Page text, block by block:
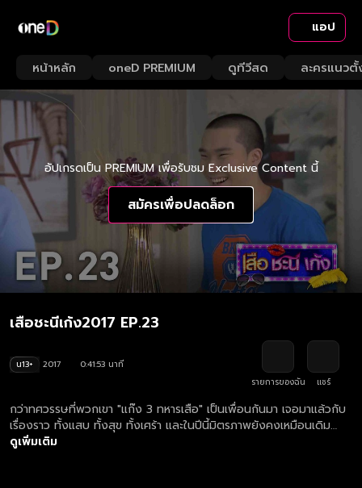
แอป
หน้าหลัก oneD PREMIUM ดูทีวีสด ละครแนวตั้
อัปเกรดเป็น PREMIUM เพื่อรับชม Exclusive Content นี้
สมัครเพื่อปลดล็อก
เสือชะนีเก้ง2017 EP.23
น13+ 2017
0:41:53 นาที
รายการของฉัน
แชร์
กว่าทศวรรษที่พวกเขา "แก๊ง 3 ทหารเสือ" เป็นเพื่อนกันมา เจอมาแล้วกับ
เรื่องราว ทั้งแสบ ทั้งสุข ทั้งเศร้า และในปีนี้มิตรภาพยังคงเหมือนเดิม
เพิ่มเติมคือความรักของชะนีเจ๊ออย, เก้งชีต้า และเสือตั้ม ความรักของ
ดูเพิ่มเติม